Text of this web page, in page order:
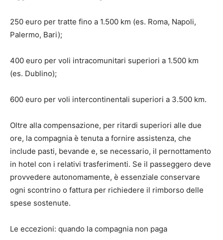
250 euro per tratte fino a 1.500 km (es. Roma, Napoli,
Palermo, Bari);
400 euro per voli intracomunitari superiori a 1.500 km
(es. Dublino);
600 euro per voli intercontinentali superiori a 3.500 km.
Oltre alla compensazione, per ritardi superiori alle due
ore, la compagnia è tenuta a fornire assistenza, che
include pasti, bevande e, se necessario, il pernottamento
in hotel con i relativi trasferimenti. Se il passeggero deve
provvedere autonomamente, è essenziale conservare
ogni scontrino o fattura per richiedere il rimborso delle
spese sostenute.
Le eccezioni: quando la compagnia non paga